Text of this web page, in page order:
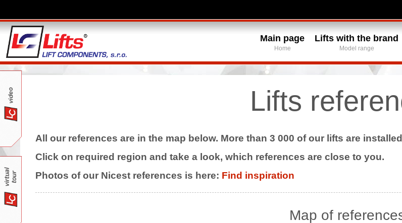
Main page
Home
Lifts with the brand
Model range
Lifts
All our references are in the map below. More than 3 000 of our lifts are
Click on required region and take a look, which references are close to you.
Photos of our Nicest references is here: Find inspiration
Map of